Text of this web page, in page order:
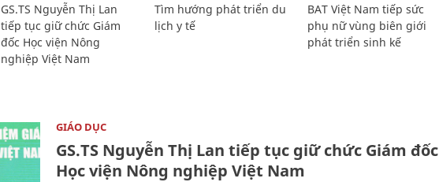
GS.TS Nguyễn Thị Lan
tiếp tục giữ chức Giám
đốc Học viện Nông
nghiệp Việt Nam
Tìm hướng phát triển du
lịch y tế
BAT Việt Nam tiếp sức
phụ nữ vùng biên giới
phát triển sinh kế
GIÁO DỤC
GS.TS Nguyễn Thị Lan tiếp tục giữ chức Giám đốc
Học viện Nông nghiệp Việt Nam